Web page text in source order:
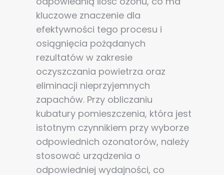
kluczowe znaczenie dla
efektywności tego procesu i
osiągnięcia pożądanych
rezultatów w zakresie
oczyszczania powietrza oraz
eliminacji nieprzyjemnych
zapachów. Przy obliczaniu
kubatury pomieszczenia, która jest
istotnym czynnikiem przy wyborze
odpowiednich ozonatorów, należy
stosować urządzenia o
odpowiedniej wydajności, co